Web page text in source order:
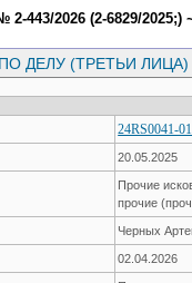
443/2026 (2-6829/2025;)
ДЕЛУ (ТРЕТЬИ ЛИЦА)
24RS0041-
20.05.2025
Прочие
прочие
Черных
02.04.2026